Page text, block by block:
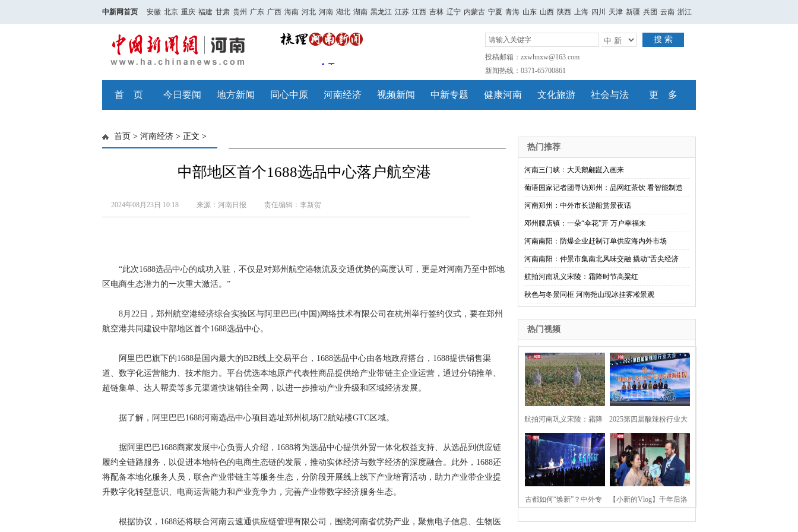
中新网首页 安徽 北京 重庆 福建 甘肃 贵州 广东 广西 海南 河北 河南 湖北 湖南 黑龙江 江苏 江西 吉林 辽宁 内蒙古 宁夏 青海 山东 山西 陕西 上海 四川 天津 新疆 兵团 云南 浙江
搜 索
投稿邮箱：zxwhnxw@163.com
新闻热线：0371-65700861
首 页 今日要闻 地方新闻 同心中原 河南经济 视频新闻 中新专题 健康河南 文化旅游 社会与法 更 多
首页 > 河南经济 > 正文 >
中部地区首个1688选品中心落户航空港
2024年08月23日 10:18 来源：河南日报 责任编辑：李新贺
“此次1688选品中心的成功入驻，不仅是对郑州航空港物流及交通优势的高度认可，更是对河南乃至中部地
区电商生态潜力的一次重大激活。”
8月22日，郑州航空港经济综合实验区与阿里巴巴(中国)网络技术有限公司在杭州举行签约仪式，要在郑州
航空港共同建设中部地区首个1688选品中心。
阿里巴巴旗下的1688是国内最大的B2B线上交易平台，1688选品中心由各地政府搭台，1688提供销售渠
道、数字化运营能力、技术能力。平台优选本地原产代表性商品提供给产业带链主企业运营，通过分销推单、
超链集单、达人帮卖等多元渠道快速销往全网，以进一步推动产业升级和区域经济发展。
据了解，阿里巴巴1688河南选品中心项目选址郑州机场T2航站楼GTC区域。
据阿里巴巴1688商家发展中心负责人介绍，1688将为选品中心提供外贸一体化权益支持、从选品到供应链
履约全链路服务，以促进本地特色的电商生态链的发展，推动实体经济与数字经济的深度融合。此外，1688还
将配备本地化服务人员，联合产业带链主等服务生态，分阶段开展线上线下产业培育活动，助力产业带企业提
升数字化转型意识、电商运营能力和产业竞争力，完善产业带数字经济服务生态。
根据协议，1688还将联合河南云速通供应链管理有限公司，围绕河南省优势产业，聚焦电子信息、生物医
热门推荐
河南三门峡：大天鹅翩跹入画来
葡语国家记者团寻访郑州：品网红茶饮 看智能制造
河南郑州：中外市长游船赏景夜话
邓州腰店镇：一朵“伞花”开 万户幸福来
河南南阳：防爆企业赶制订单供应海内外市场
河南南阳：仲景市集南北风味交融 撬动“舌尖经济
航拍河南巩义宋陵：霜降时节高粱红
秋色与冬景同框 河南尧山现冰挂雾凇景观
热门视频
航拍河南巩义宋陵：霜降
时节高粱红
2025第四届酸辣粉行业大
会在河南开封举行
古都如何“焕新”？中外专 【小新的Vlog】千年后洛